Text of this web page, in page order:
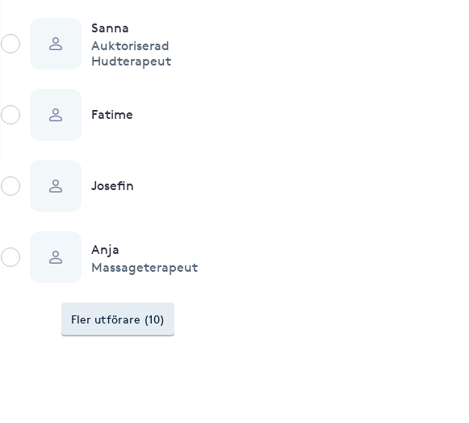
Sanna
Auktoriserad
Hudterapeut
Fatime
Josefin
Anja
Massageterapeut
Fler utförare (10)